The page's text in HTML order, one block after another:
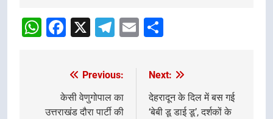
navigation
WhatsApp
Facebook
X Telegram
Email
navigation
Previous:
केसी वेणुगोपाल का
उत्तराखंड दौरा पार्टी की
Next:
देहरादून के दिल में बस गई
‘बेबी डू डाई डू’, दर्शकों के